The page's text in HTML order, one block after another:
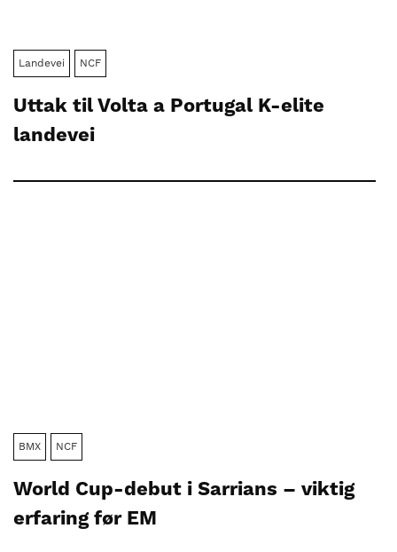
Landevei NCF
Uttak til Volta a Portugal K-elite
landevei
BMX NCF
World Cup-debut i Sarrians – viktig
erfaring før EM